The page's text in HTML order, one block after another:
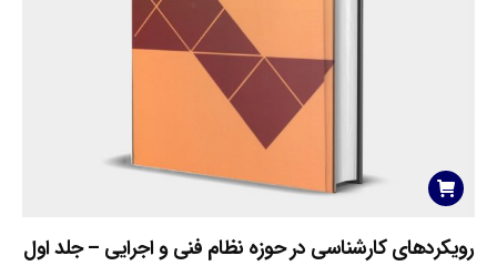
رویکردهای کارشناسی در حوزه نظام فنی و اجرایی – جلد اول